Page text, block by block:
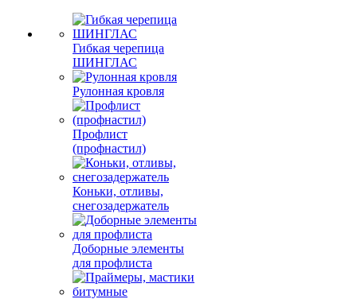
Гибкая черепица
ШИНГЛАС
Рулонная кровля
Профлист
(профнастил)
Коньки, отливы,
снегозадержатель
Доборные элементы
для профлиста